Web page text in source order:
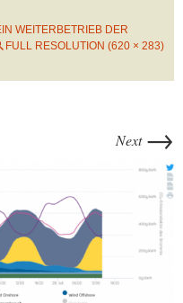
WEITERBETRIEB DER
FULL RESOLUTION (620 × 283)
Next →